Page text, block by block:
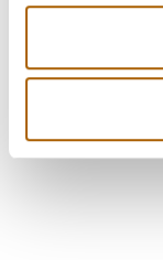
Eskola, Teija
henkilöstö- ja
050 514 8673